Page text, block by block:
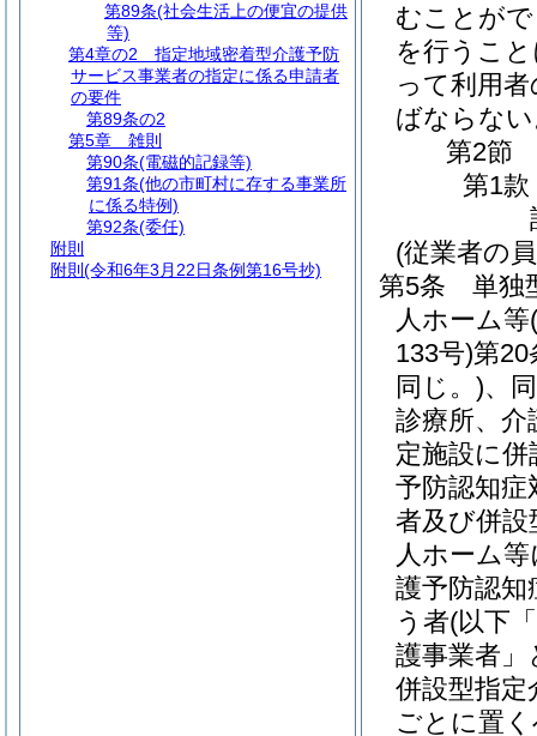
むことが
を行うこ
って利用
ばならな
第2節
第1款
(従業者の
第5条
単独
人ホーム等
133号)第20
同じ。)、
診療所、介
定施設に
予防認知症
者及び併設
人ホーム
護予防認知
う者(以下
護事業者」
併設型指定
ごとに置
第89条(社会生活上の便宜の提供
等)
第4章の2
指定地域密着型介護予防
サービス事業者の指定に係る申請者
の要件
第89条の2
第5章
雑則
第90条(電磁的記録等)
第91条(他の市町村に存する事業所
に係る特例)
第92条(委任)
附則
附則 (令和6年3月22日条例第16号抄)